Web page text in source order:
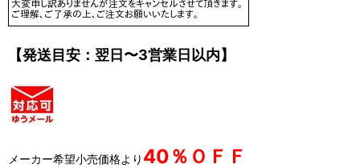
【発送目安：翌日〜3営業日以内】
メーカー希望小売価格より 40％ＯＦＦ